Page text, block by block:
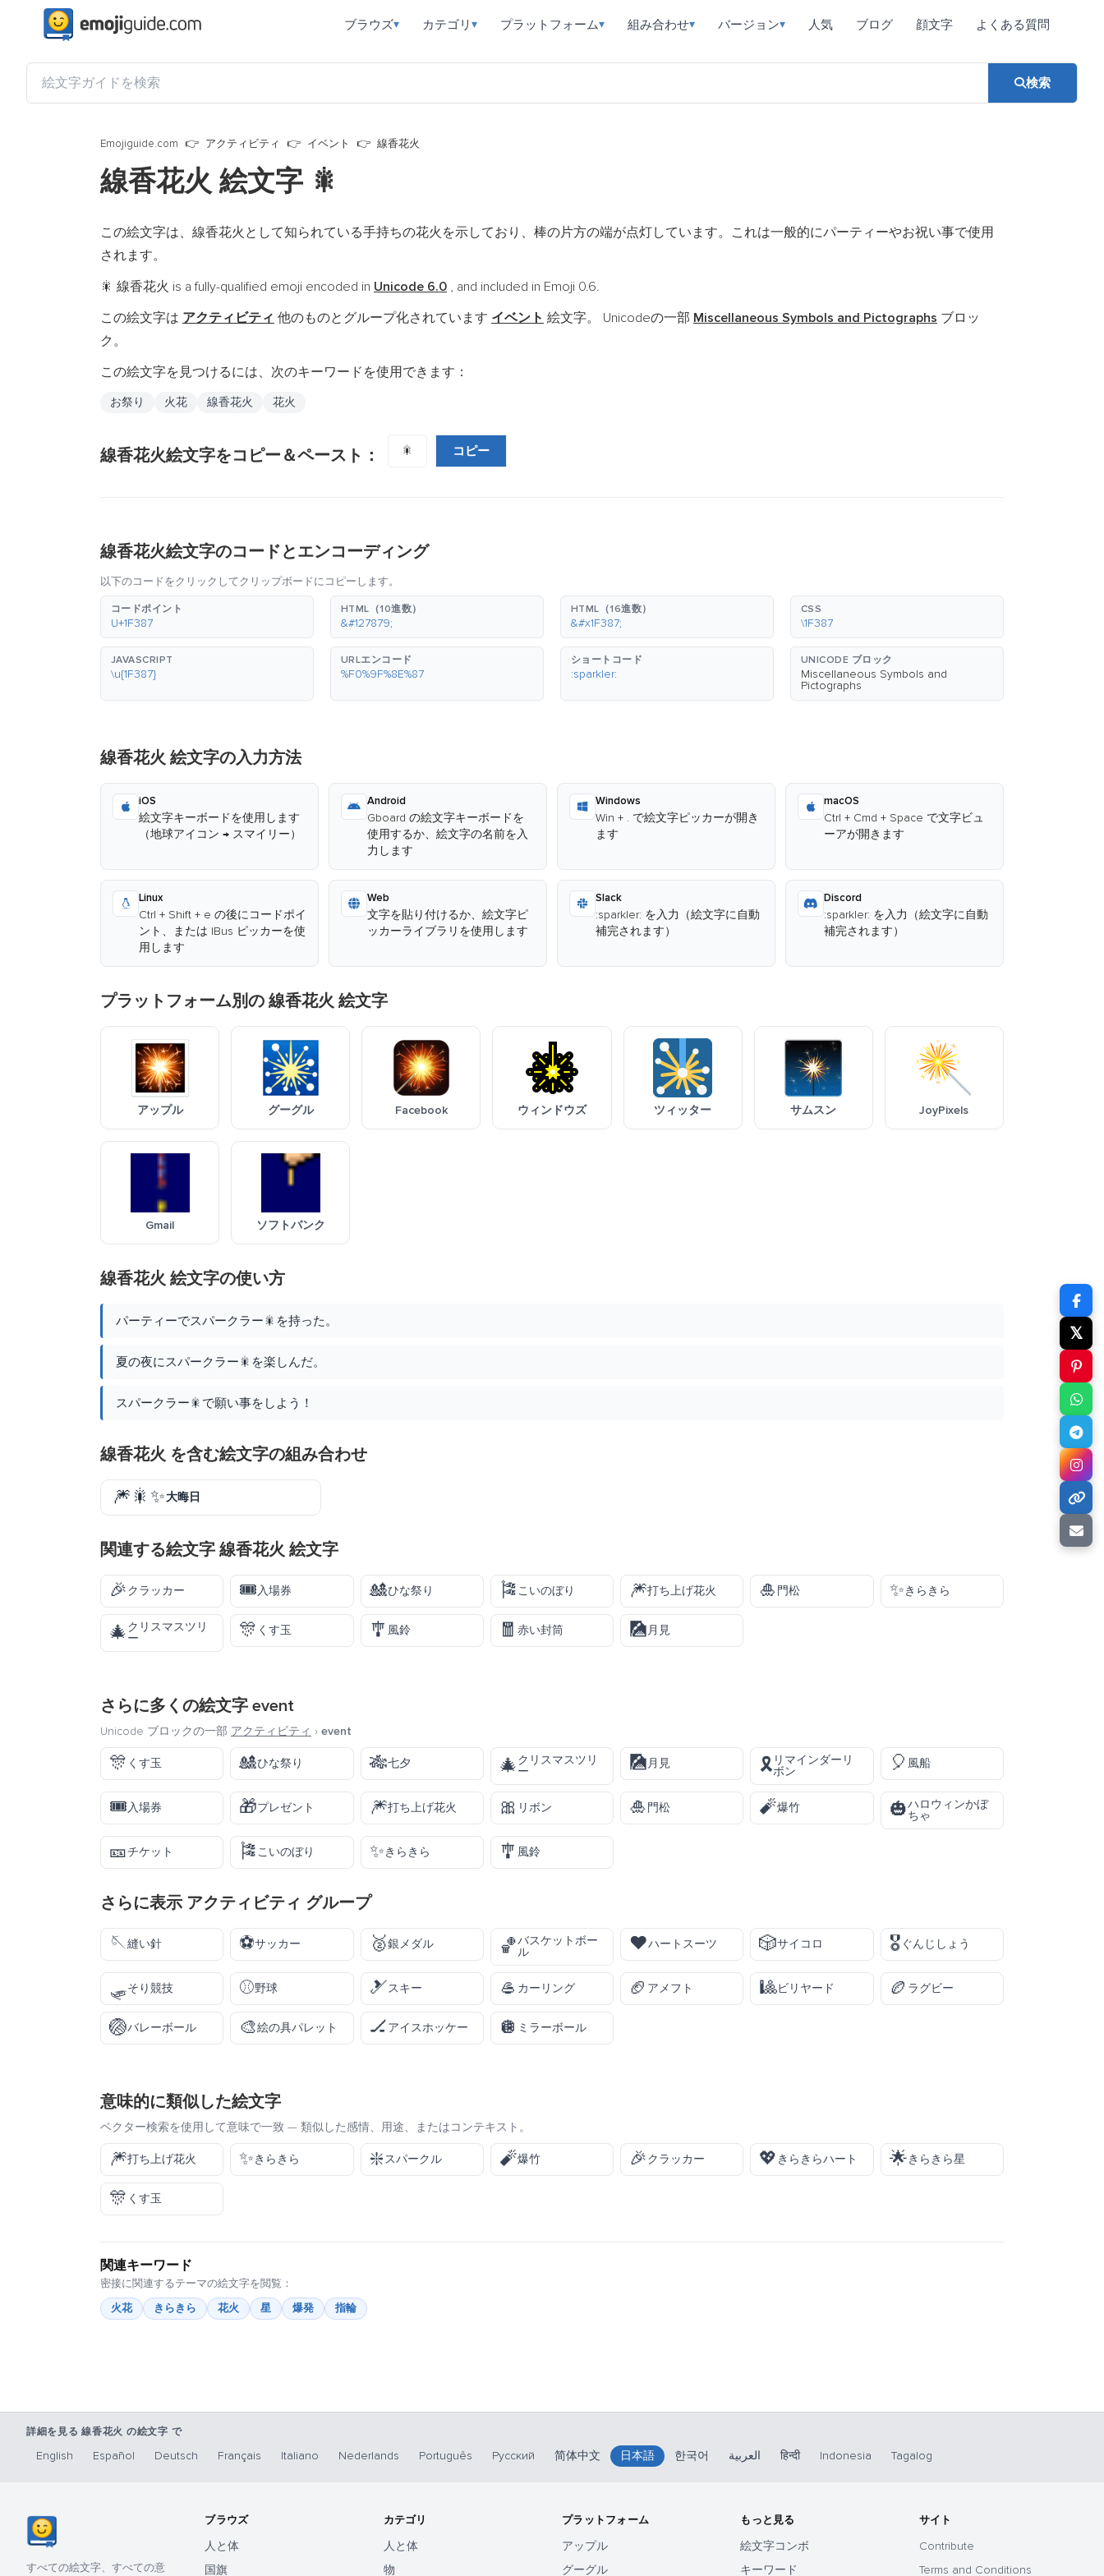
ブラウズ▾ カテゴリ ▾ プラットフォーム▾ 組み合わせ▾ バージョン▾ 人気 ブログ 顔文字 よくある質問
検索
Emojiguide.com アクティビティ イベント 線香花火
線香花火 絵文字 🎇
この絵文字は、線香花火として知られている手持ちの花火を示しており、棒の片方の端が点灯しています。これは一般的にパーティーやお祝い事で使用
されます。
🎇 線香花火 is a fully-qualified emoji encoded in Unicode 6.0 , and included in Emoji 0.6.
この絵文字は アクティビティ 他のものとグループ化されています イベント 絵文字。 Unicodeの一部 Miscellaneous Symbols and Pictographs ブロッ
ク。
この絵文字を見つけるには、次のキーワードを使用できます：
お祭り 火花 線香花火 花火
線香花火絵文字をコピー＆ペースト： 🎇 コピー
線香花火絵文字のコードとエンコーディング
以下のコードをクリックしてクリップボードにコピーします。
コードポイント
U+1F387
HTML（10進数）
&#127879;
HTML（16進数）
&#x1F387;
CSS
\1F387
JAVASCRIPT
\u{1F387}
URLエンコード
%F0%9F%8E%87
ショートコード
:sparkler:
UNICODE ブロック
Miscellaneous Symbols and
Pictographs
線香花火 絵文字の入力方法
iOS
絵文字キーボードを使用します
（地球アイコン → スマイリー）
Android
Gboard の絵文字キーボードを
使用するか、絵文字の名前を入
力します
Windows
Win + . で絵文字ピッカーが開き
ます
macOS
Ctrl + Cmd + Space で文字ビュ
ーアが開きます
Linux
Ctrl + Shift + e の後にコードポイ
ント、または IBus ピッカーを使
用します
Web
文字を貼り付けるか、絵文字ピ
ッカーライブラリを使用します
Slack
:sparkler: を入力（絵文字に自動
補完されます）
Discord
:sparkler: を入力（絵文字に自動
補完されます）
プラットフォーム別の 線香花火 絵文字
アップル グーグル Facebook ウィンドウズ ツィッター サムスン JoyPixels
Gmail ソフトバンク
線香花火 絵文字の使い方
パーティーでスパークラー🎇を持った。
夏の夜にスパークラー🎇を楽しんだ。
スパークラー🎇で願い事をしよう！
線香花火 を含む絵文字の組み合わせ
🎆🎇✨大晦日
関連する絵文字 線香花火 絵文字
🎉クラッカー 🎟️入場券 🎎ひな祭り 🎏こいのぼり 🎆打ち上げ花火 🎍 門松 ✨きらきら
🎄クリスマスツリ
ー
🎊 くす玉 🎐 風鈴 🧧 赤い封筒 🎑月見
さらに多くの絵文字 event
Unicode ブロックの一部 アクティビティ › event
🎊 くす玉 🎎ひな祭り 🎋七夕 🎄クリスマスツリ
ー
🎑月見 🎗️ リマインダーリ
ボン
🎈 風船
🎟️入場券 🎁プレゼント 🎆打ち上げ花火 🎀 リボン 🎍 門松 🧨爆竹 🎃ハロウィンかぼ
ちゃ
🎫チケット 🎏こいのぼり ✨きらきら 🎐 風鈴
さらに表示 アクティビティ グループ
🪡縫い針 ⚽サッカー 🥈銀メダル 🏀バスケットボー
ル
♥️ハートスーツ 🎲サイコロ 🎖️ ぐんじしょう
🛷そり競技 ⚾野球 🎿スキー 🥌 カーリング 🏈 アメフト 🎱ビリヤード 🏉 ラグビー
🏐バレーボール 🎨絵の具パレット 🏒アイスホッケー 🪩 ミラーボール
意味的に類似した絵文字
ベクター検索を使用して意味で一致 — 類似した感情、用途、またはコンテキスト。
🎆打ち上げ花火 ✨きらきら ❇️スパークル 🧨爆竹 🎉クラッカー 💖 きらきらハート 🌟きらきら星
🎊 くす玉
関連キーワード
密接に関連するテーマの絵文字を閲覧：
火花
きらきら 花火 星 爆発 指輪
𝕏
詳細を見る 線香花火 の絵文字 で
English Español Deutsch Français Italiano Nederlands Português Русский 简体中文 日本語 한국어 العربية हिन्दी Indonesia Tagalog
すべての絵文字、すべての意
ブラウズ
人と体
国旗
カテゴリ
人と体
物
プラットフォーム
アップル
グーグル
もっと見る
絵文字コンボ
キーワード
サイト
Contribute
Terms and Conditions